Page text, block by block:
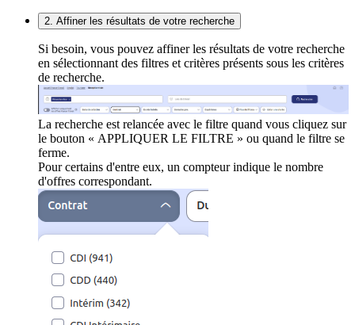
2. Affiner les résultats de votre recherche
Si besoin, vous pouvez affiner les résultats de votre recherche
en sélectionnant des filtres et critères présents sous les critères
de recherche.
La recherche est relancée avec le filtre quand vous cliquez sur
le bouton « APPLIQUER LE FILTRE » ou quand le filtre se
ferme.
Pour certains d'entre eux, un compteur indique le nombre
d'offres correspondant.